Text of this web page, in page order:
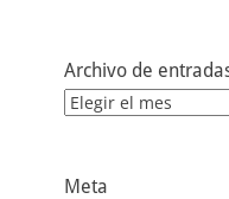
Archivo de
Archivo
Meta